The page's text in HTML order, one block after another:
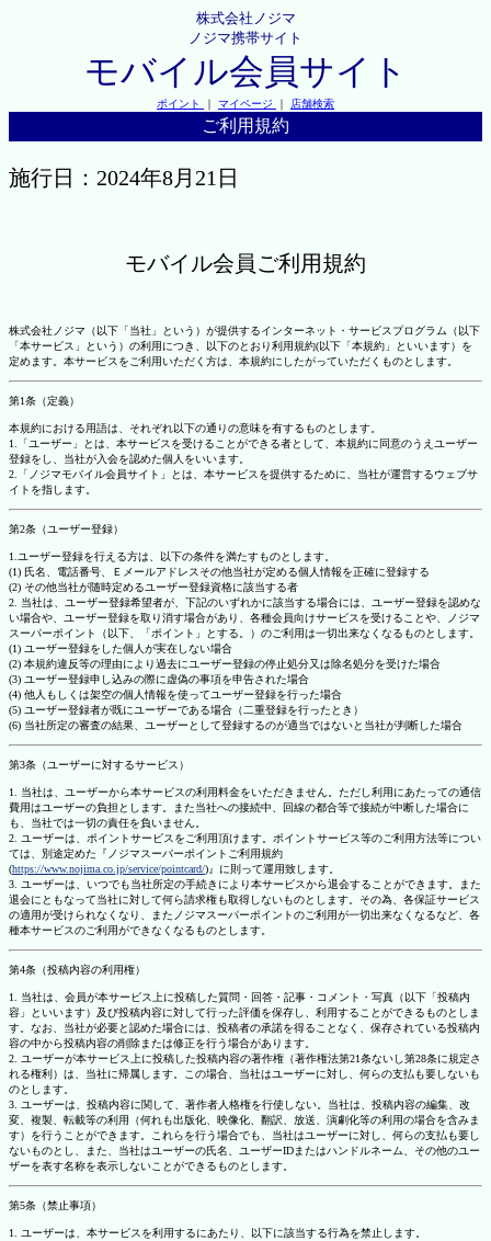
株式会社ノジマ
ノジマ携帯サイト
モバイル会員サイト
ポイント ｜ マイページ ｜ 店舗検索
ご利用規約
施行日：2024年8月21日
モバイル会員ご利用規約
株式会社ノジマ（以下「当社」という）が提供するインターネット・サービスプログラム（以下
「本サービス」という）の利用につき、以下のとおり利用規約(以下「本規約」といいます）を
定めます。本サービスをご利用いただく方は、本規約にしたがっていただくものとします。
第1条（定義）
本規約における用語は、それぞれ以下の通りの意味を有するものとします。
1.「ユーザー」とは、本サービスを受けることができる者として、本規約に同意のうえユーザー
登録をし、当社が入会を認めた個人をいいます。
2.「ノジマモバイル会員サイト」とは、本サービスを提供するために、当社が運営するウェブサ
イトを指します。
第2条（ユーザー登録）
1.ユーザー登録を行える方は、以下の条件を満たすものとします。
(1) 氏名、電話番号、Ｅメールアドレスその他当社が定める個人情報を正確に登録する
(2) その他当社が随時定めるユーザー登録資格に該当する者
2. 当社は、ユーザー登録希望者が、下記のいずれかに該当する場合には、ユーザー登録を認めな
い場合や、ユーザー登録を取り消す場合があり、各種会員向けサービスを受けることや、ノジマ
スーパーポイント（以下、「ポイント」とする。）のご利用は一切出来なくなるものとします。
(1) ユーザー登録をした個人が実在しない場合
(2) 本規約違反等の理由により過去にユーザー登録の停止処分又は除名処分を受けた場合
(3) ユーザー登録申し込みの際に虚偽の事項を申告された場合
(4) 他人もしくは架空の個人情報を使ってユーザー登録を行った場合
(5) ユーザー登録者が既にユーザーである場合（二重登録を行ったとき）
(6) 当社所定の審査の結果、ユーザーとして登録するのが適当ではないと当社が判断した場合
第3条（ユーザーに対するサービス）
1. 当社は、ユーザーから本サービスの利用料金をいただきません。ただし利用にあたっての通信
費用はユーザーの負担とします。また当社への接続中、回線の都合等で接続が中断した場合に
も、当社では一切の責任を負いません。
2. ユーザーは、ポイントサービスをご利用頂けます。ポイントサービス等のご利用方法等につい
ては、別途定めた『ノジマスーパーポイントご利用規約
(https://www.nojima.co.jp/service/pointcard/)』に則って運用致します。
3. ユーザーは、いつでも当社所定の手続きにより本サービスから退会することができます。また
退会にともなって当社に対して何ら請求権も取得しないものとします。その為、各保証サービス
の適用が受けられなくなり、またノジマスーパーポイントのご利用が一切出来なくなるなど、各
種本サービスのご利用ができなくなるものとします。
第4条（投稿内容の利用権）
1. 当社は、会員が本サービス上に投稿した質問・回答・記事・コメント・写真（以下「投稿内
容」といいます）及び投稿内容に対して行った評価を保存し、利用することができるものとしま
す。なお、当社が必要と認めた場合には、投稿者の承諾を得ることなく、保存されている投稿内
容の中から投稿内容の削除または修正を行う場合があります。
2. ユーザーが本サービス上に投稿した投稿内容の著作権（著作権法第21条ないし第28条に規定さ
れる権利）は、当社に帰属します。この場合、当社はユーザーに対し、何らの支払も要しないも
のとします。
3. ユーザーは、投稿内容に関して、著作者人格権を行使しない。当社は、投稿内容の編集、改
変、複製、転載等の利用（何れも出版化、映像化、翻訳、放送、演劇化等の利用の場合を含みま
す）を行うことができます。これらを行う場合でも、当社はユーザーに対し、何らの支払も要し
ないものとし、また、当社はユーザーの氏名、ユーザーIDまたはハンドルネーム、その他のユー
ザーを表す名称を表示しないことができるものとします。
第5条（禁止事項）
1. ユーザーは、本サービスを利用するにあたり、以下に該当する行為を禁止します。